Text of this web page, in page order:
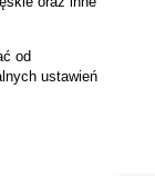
od
ustawień